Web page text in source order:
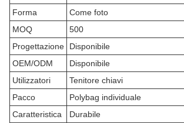
Forma
Come foto
MOQ
500
Progettazione
Disponibile
OEM/ODM
Disponibile
Utilizzatori
Tenitore chiavi
Pacco
Polybag individuale
Caratteristica
Durabile